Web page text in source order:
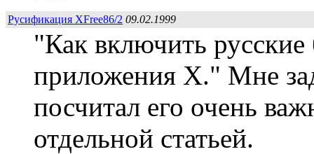
Русификация XFree86/2 09.02.1999
"Как включить
приложения Х." Мне
посчитал его очень
отдельной статьей.